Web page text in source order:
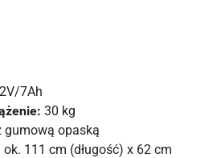
7Ah
30 kg
gumową opaską
ok. 111 cm (długość) x 62 cm